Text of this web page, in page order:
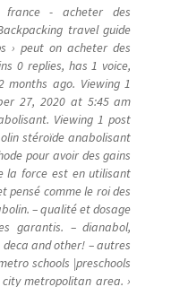
france - acheter des
travel guide
› peut on acheter des
0 replies, has 1 voice,
ago. Viewing 1
27, 2020 at 5:45 am
Viewing 1 post
stéroïde anabolisant
pour avoir des gains
la force est en utilisant
pensé comme le roi des
– qualité et dosage
garantis. – dianabol,
and other! – autres
schools |preschools
metropolitan area. ›